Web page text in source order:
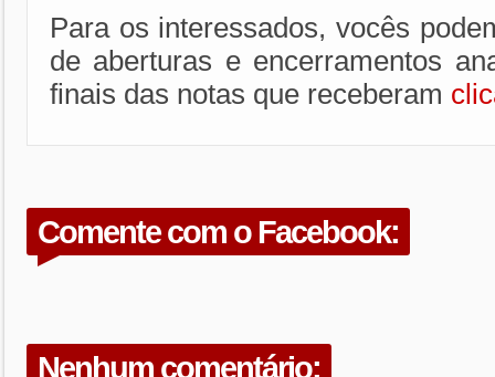
Para os interessados, vocês
de aberturas e encerramentos
finais das notas que receberam
Comente com o Facebook:
Nenhum comentário: